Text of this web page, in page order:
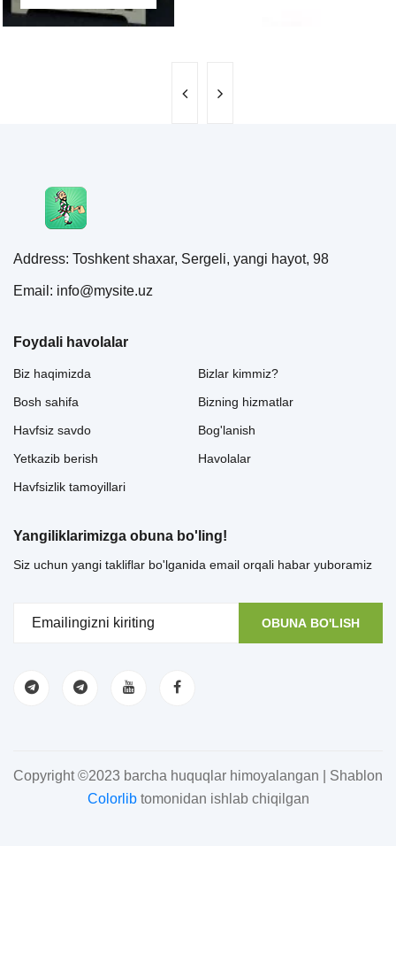
Address: Toshkent shaxar, Sergeli, yangi hayot, 98
Email: info@mysite.uz
Foydali havolalar
Biz haqimizda
Bosh sahifa
Havfsiz savdo
Yetkazib berish
Havfsizlik tamoyillari
Bizlar kimmiz?
Bizning hizmatlar
Bog'lanish
Havolalar
Yangiliklarimizga obuna bo'ling!
Siz uchun yangi takliflar bo'lganida email orqali habar yuboramiz
OBUNA BO'LISH
Copyright ©2023 barcha huquqlar himoyalangan | Shablon
Colorlibtomonidan ishlab chiqilgan